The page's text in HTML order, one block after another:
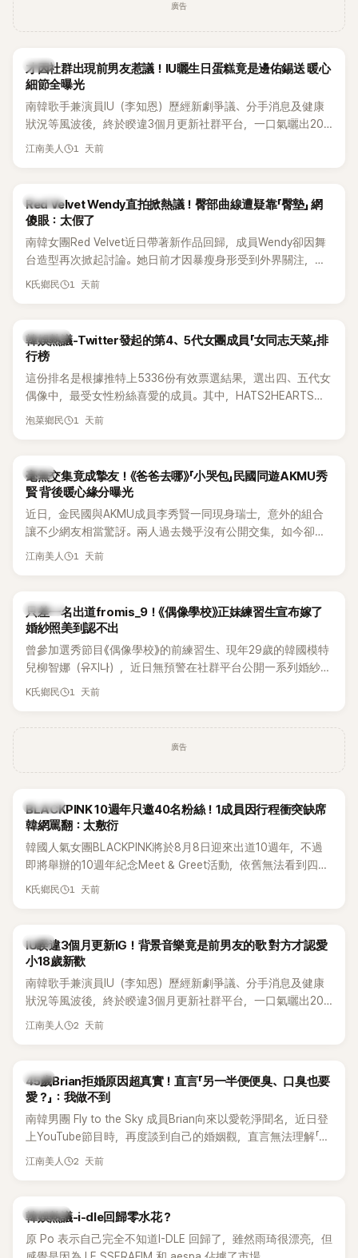
廣告
韓星
才因社群出現前男友惹議！IU曬生日蛋糕竟是邊佑錫送 暖心
細節全曝光
南韓歌手兼演員IU（李知恩）歷經新劇爭議、分手消息及健康
狀況等風波後，終於睽違3個月更新社群平台，一口氣曬出20
張近況照，讓大批粉絲又驚又喜。其中，一張生日蛋糕照意外
江南美人 1 天前
K-POP
Red Velvet Wendy直拍掀熱議！臀部曲線遭疑靠「臀墊」 網
傻眼：太假了
南韓女團Red Velvet近日帶著新作品回歸，成員Wendy卻因舞
台造型再次掀起討論。她日前才因暴瘦身形受到外界關注，又
被質疑在舞台上使用臀墊，如今最新打歌舞台曝光後，再度因
K氏鄉民 1 天前
熱議討論
韓娛熱議-Twitter發起的第4、5代女團成員「女同志天菜」排
行榜
這份排名是根據推特上5336份有效票選結果，選出四、五代女
偶像中，最受女性粉絲喜愛的成員。其中，HATS2HEARTS成
員包攬了前三名，展現了她們在女性社群中的高人氣。
泡菜鄉民 1 天前
韓星
毫無交集竟成摯友！《爸爸去哪》「小哭包」民國同遊AKMU秀
賢 背後暖心緣分曝光
近日，金民國與AKMU成員李秀賢一同現身瑞士，意外的組合
讓不少網友相當驚訝。兩人過去幾乎沒有公開交集，如今卻一
起踏上瑞士之旅，也讓粉絲紛紛好奇：「他們到底是怎麼認識
江南美人 1 天前
K-POP
只差一名出道fromis_9！《偶像學校》正妹練習生宣布嫁了
婚紗照美到認不出
曾參加選秀節目《偶像學校》的前練習生、現年29歲的韓國模特
兒柳智娜（유지나），近日無預警在社群平台公開一系列婚紗
照，親自宣布即將步入婚姻，消息曝光後讓不少曾追看節目的
K氏鄉民 1 天前
廣告
K-POP
BLACKPINK 10週年只邀40名粉絲！1成員因行程衝突缺席
韓網罵翻：太敷衍
韓國人氣女團BLACKPINK將於8月8日迎來出道10週年，不過
即將舉辦的10週年紀念Meet & Greet活動，依舊無法看到四人
合體。根據韓媒《MyDaily》7日報導，當天將由Jisoo（智秀）、
K氏鄉民 1 天前
韓星
IU睽違3個月更新IG！背景音樂竟是前男友的歌 對方才認愛
小18歲新歡
南韓歌手兼演員IU（李知恩）歷經新劇爭議、分手消息及健康
狀況等風波後，終於睽違3個月更新社群平台，一口氣曬出20
張近況照，讓大批粉絲又驚又喜。不過，比起照片本身，更引
江南美人 2 天前
韓星
45歲Brian拒婚原因超真實！直言「另一半便便臭、口臭也要
愛？」：我做不到
南韓男團 Fly to the Sky 成員Brian向來以愛乾淨聞名，近日登
上YouTube節目時，再度談到自己的婚姻觀，直言無法理解「連
另一半的口臭、便便臭都要愛」這種說法，更大方表明自己是不
江南美人 2 天前
熱議討論
韓娛熱議-i-dle回歸零水花？
原 Po 表示自己完全不知道I-DLE 回歸了，雖然雨琦很漂亮，但